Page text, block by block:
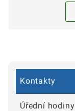
Kontakty
Úřední hodiny